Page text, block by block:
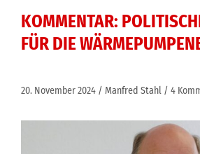
KOMMENTAR:
FÜR DIE
20. November 2024 Manfred Stahl 4